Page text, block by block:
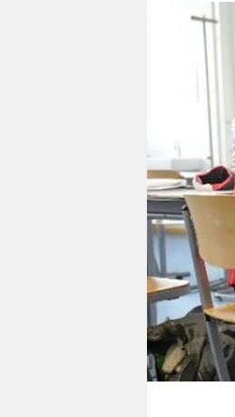
berlin
wahrheit
verlag
verlag
shop
fragen &
abo